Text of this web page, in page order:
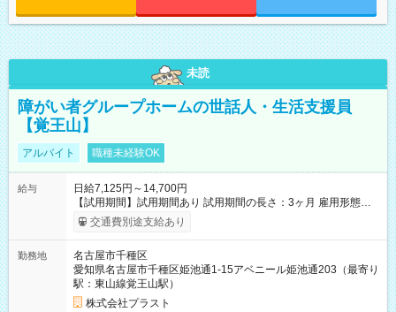
未読
障がい者グループホームの世話人・生活支援員
【覚王山】
アルバイト 職種未経験OK
給与
日給7,125円～14,700円
【試用期間】試用期間あり 試用期間の長さ：3ヶ月 雇用形態、
給与は本採用時と同じです。
交通費別途支給あり
勤務地
名古屋市千種区
愛知県名古屋市千種区姫池通1-15アベニール姫池通203（最寄り
駅：東山線覚王山駅）
株式会社プラスト